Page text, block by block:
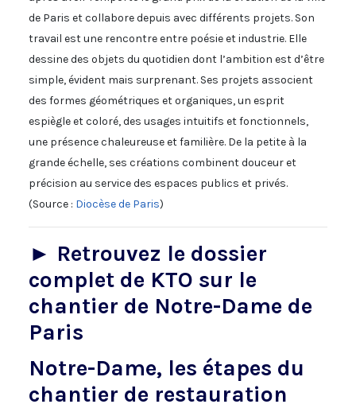
de Paris et collabore depuis avec différents projets. Son
travail est une rencontre entre poésie et industrie. Elle
dessine des objets du quotidien dont l’ambition est d’être
simple, évident mais surprenant. Ses projets associent
des formes géométriques et organiques, un esprit
espiègle et coloré, des usages intuitifs et fonctionnels,
une présence chaleureuse et familière. De la petite à la
grande échelle, ses créations combinent douceur et
précision au service des espaces publics et privés.
(Source : Diocèse de Paris)
► Retrouvez le dossier
complet de KTO sur le
chantier de Notre-Dame de
Paris
Notre-Dame, les étapes du
chantier de restauration